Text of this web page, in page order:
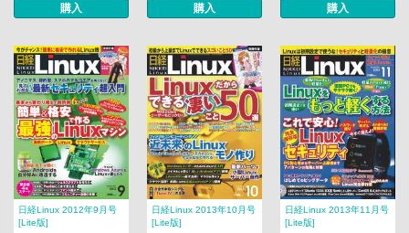
購入 購入 購入
日経Linux 2012年9月号
[Lite版]
日経Linux 2013年10月号
[Lite版]
日経Linux 2013年11月号
[Lite版]